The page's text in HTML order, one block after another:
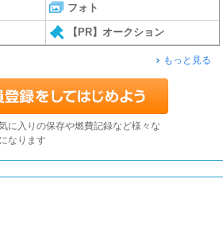
フォト
【PR】オークション
もっと見る
に入りの保存や燃費記録など様々な
なります